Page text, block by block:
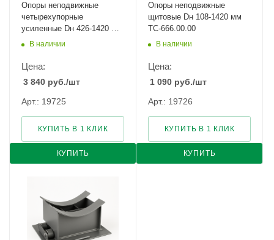
Опоры неподвижные
четырехупорные
усиленные Dн 426-1420 мм
ТС-664.00.00
В наличии
Цена:
3 840 руб./шт
Арт.: 19725
КУПИТЬ
КУПИТЬ В 1 КЛИК
Опоры неподвижные
щитовые Dн 108-1420 мм
ТС-666.00.00
В наличии
Цена:
1 090 руб./шт
Арт.: 19726
КУПИТЬ
КУПИТЬ В 1 КЛИК